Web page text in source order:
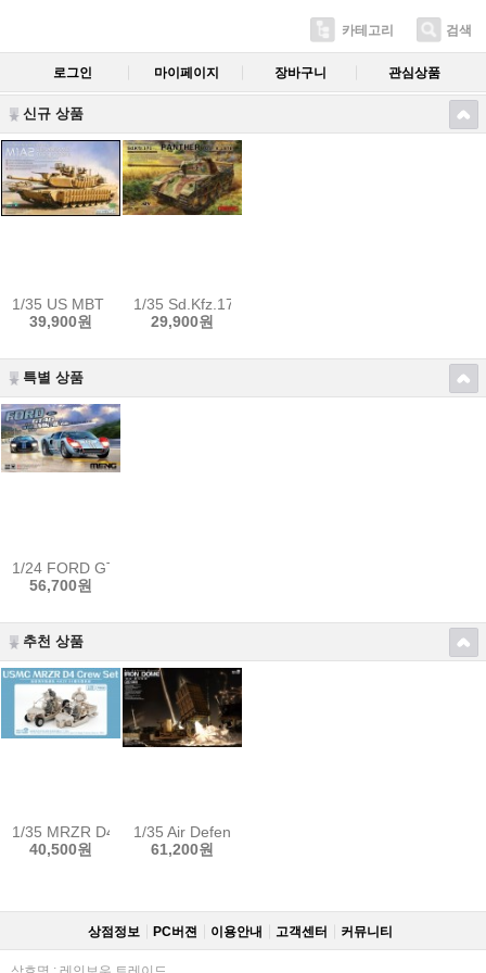
카테고리 검색
로그인 마이페이지 장바구니 관심상품
신규 상품
1/35 US MBT M1A2 SEP Tusk I/Tusk II w/Workable Tracks
39,900원
1/35 Sd.Kfz.171 Panther Ausf.A Late /w Metal
29,900원
특별 상품
1/24 FORD GT40 MK.II 66' w/ Full Interior Sale
56,700원
추천 상품
1/35 MRZR D4 Crew ,4 figures
40,500원
1/35 Air Defense System IRON DOME w/2 resin
61,200원
상점정보 PC버젼 이용안내 고객센터 커뮤니티